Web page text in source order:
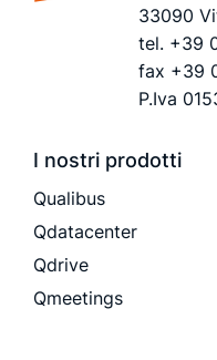
33090
tel. +39
fax +39
P.Iva
I nostri prodotti
Qualibus
Qdatacenter
Qdrive
Qmeetings